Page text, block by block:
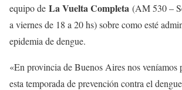
equipo de La Vuelta Completa (AM 530 –
a viernes de 18 a 20 hs) sobre como esté
epidemia de dengue.
«En provincia de Buenos Aires nos veníamos
esta temporada de prevención contra el